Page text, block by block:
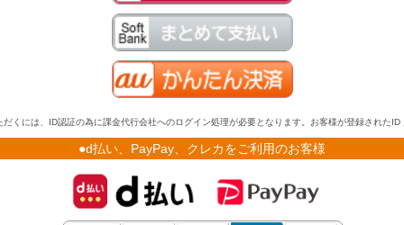
くには、ID認証の為に課金代行会社へのログイン処理が必要となります。お客様が登録されたID
●d払い、PayPay、クレカをご利用のお客様